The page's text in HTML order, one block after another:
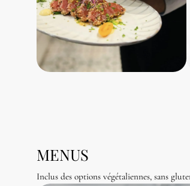
MENUS
Inclus des options végétaliennes, sans